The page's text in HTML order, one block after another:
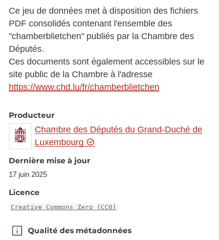
Ce jeu de données met à disposition des fichiers
PDF consolidés contenant l'ensemble des
"chamberblietchen" publiés par la Chambre des
Députés.
Ces documents sont également accessibles sur le
site public de la Chambre à l'adresse
https://www.chd.lu/fr/chamberblietchen
Producteur
Chambre des Députés du Grand-Duché de
Luxembourg
Dernière mise à jour
17 juin 2025
Licence
Creative Commons Zero (CC0)
Qualité des métadonnées
Qualité des métadonnées